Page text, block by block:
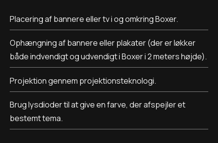
Placering af bannere eller tv i og omkring Boxer.
Ophængning af bannere eller plakater (der er løkker
både indvendigt og udvendigt i Boxer i 2 meters højde).
Projektion gennem projektionsteknologi.
Brug lysdioder til at give en farve, der afspejler et
bestemt tema.